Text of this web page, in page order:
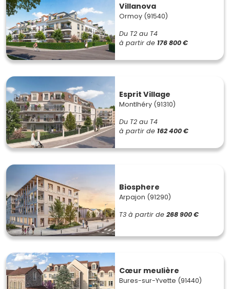
Villanova
Ormoy (91540)
Du T2 au T4
à partir de 176 800 €
Esprit Village
Montlhéry (91310)
Du T2 au T4
à partir de 162 400 €
Biosphere
Arpajon (91290)
T3 à partir de 268 900 €
Cœur meulière
Bures-sur-Yvette (91440)